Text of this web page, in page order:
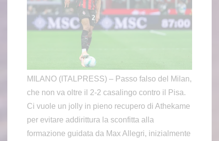
MILANO (ITALPRESS) – Passo falso del Milan,
che non va oltre il 2-2 casalingo contro il Pisa.
Ci vuole un jolly in pieno recupero di Athekame
per evitare addirittura la sconfitta alla
formazione guidata da Max Allegri, inizialmente